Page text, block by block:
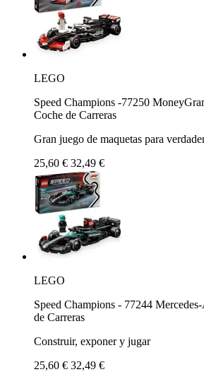
LEGO
Speed Champions -77250
Coche de Carreras
Gran juego de maquetas para
25,60 € 32,49 €
LEGO
Speed Champions - 77244
de Carreras
Construir, exponer y jugar
25,60 € 32,49 €